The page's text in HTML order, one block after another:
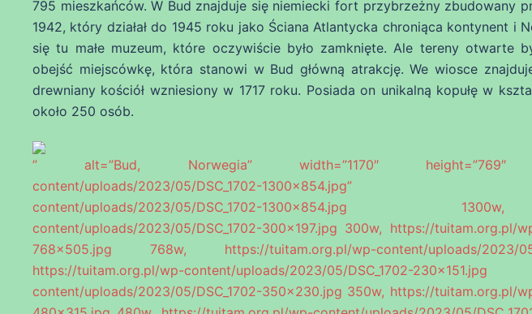
795 mieszkańców. W Bud znajduje się niemiecki fort przybrzeżny zbudowany
1942, który działał do 1945 roku jako Ściana Atlantycka chroniąca kontynent i
się tu małe muzeum, które oczywiście było zamknięte. Ale tereny otwarte
obejść miejscówkę, która stanowi w Bud główną atrakcję. We wiosce
drewniany kościół wzniesiony w 1717 roku. Posiada on unikalną kopułę w
około 250 osób.
” alt=”Bud, Norwegia” width=”1170″ height=”769″ data-
content/uploads/2023/05/DSC_1702-1300×854.jpg” data-
content/uploads/2023/05/DSC_1702-1300×854.jpg
content/uploads/2023/05/DSC_1702-300×197.jpg 300w, https://tuitam.org.pl/
768×505.jpg 768w, https://tuitam.org.pl/wp-content/uploads/2023/
https://tuitam.org.pl/wp-content/uploads/2023/05/DSC_1702-
content/uploads/2023/05/DSC_1702-350×230.jpg 350w, https://tuitam.org.pl/